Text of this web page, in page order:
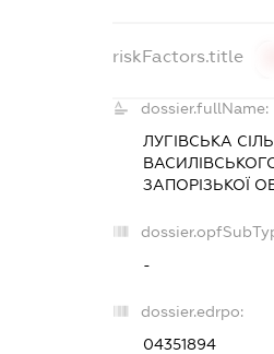
riskFactors.title
dossier.fullName:
ЛУГІВСЬКА
ЗАПОРІЗЬКОЇ
-
dossier.edrpo:
04351894